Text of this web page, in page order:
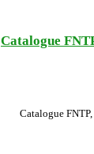
Catalogue